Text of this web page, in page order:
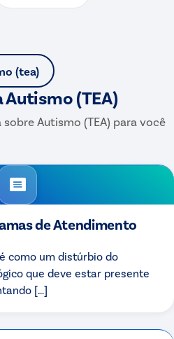
(tea)
Autismo (TEA)
sobre Autismo (TEA) para você
de Atendimento
como um distúrbio do
que deve estar presente
[…]